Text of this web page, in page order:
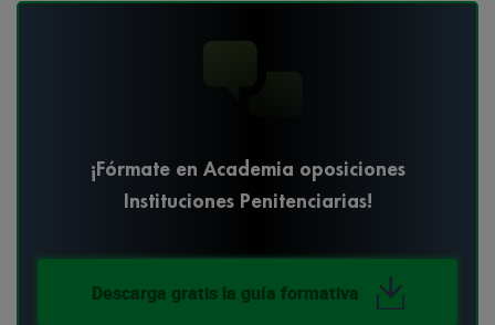
¡Fórmate en Academia oposiciones
Instituciones Penitenciarias!
Descarga gratis la guía formativa